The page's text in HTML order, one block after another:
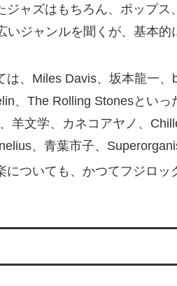
ジャズはもちろん、ポップ
いジャンルを聞くが、基本
は、Miles Davis、坂本龍一
、The Rolling Stonesとい
羊文学、カネコアヤノ、
、青葉市子、
についても、かつてフジロ